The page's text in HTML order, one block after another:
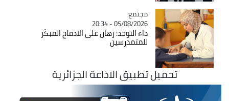
Catégorie
مجتمع
05/08/2026 - 20:34
داء التوحد: رهان على الادماج المبكّر
للمتمدرسين
تحميل تطبيق الاذاعة الجزائرية